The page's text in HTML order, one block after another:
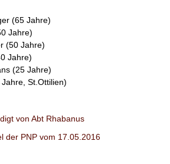
(65 Jahre)
Jahre)
(50 Jahre)
Jahre)
(25 Jahre)
St.Ottilien)
von Abt Rhabanus
der PNP vom 17.05.2016